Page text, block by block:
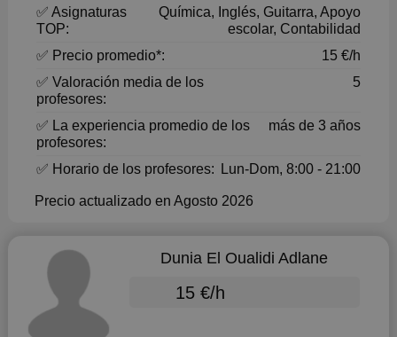
✅ Asignaturas
TOP:
Química, Inglés, Guitarra, Apoyo
escolar, Contabilidad
✅ Precio promedio*:
15 €/h
✅ Valoración media de los
profesores:
5
✅ La experiencia promedio de los
profesores:
más de 3 años
✅ Horario de los profesores: Lun-Dom, 8:00 - 21:00
Precio actualizado en Agosto 2026
Dunia El Oualidi Adlane
15 €/h